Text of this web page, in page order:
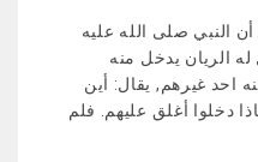
النبي صلى الله عليه
الريان يدخل منه
احد غيرهم, يقال: أين
دخلوا أغلق عليهم. فلم